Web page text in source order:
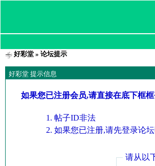
好彩堂» 论坛提示
好彩堂 提示信息
如果您已注册会员,请直接在底下框
帖子ID非法
如果您已注册,请先登录论
请从以